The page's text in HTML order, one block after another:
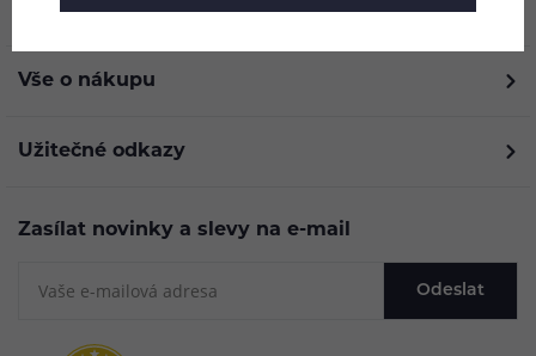
O nás
Vše o nákupu
Užitečné odkazy
Zasílat novinky a slevy na e-mail
Odeslat